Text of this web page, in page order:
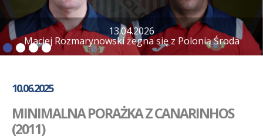
SENIORZY
SENIORKI
BILETY
KONTAKT
SKLEP
13.04.2026
Maciej Rozmarynowski żegna się z Polonią Środa
10.06.2025
MINIMALNA PORAŻKA Z CANARINHOS
(2011)